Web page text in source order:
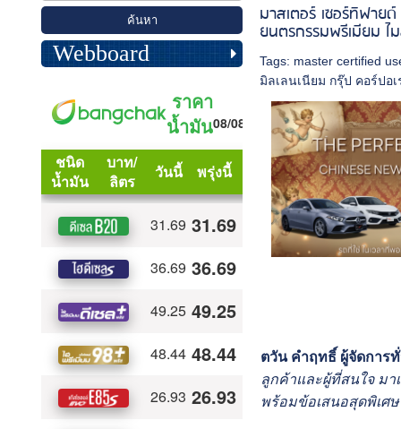
Webboard
มาสเตอร์ เซอร์ทิฟาย
ยนตรกรรมพรีเมียม
Tags: master certified
มิลเลนเนียม กรุ๊ป คอร์ปอเ
ตวัน คำฤทธิ์ ผู้จัดการ
ลูกค้าและผู้ที่สนใจ ม
พร้อมข้อเสนอสุดพิเศ